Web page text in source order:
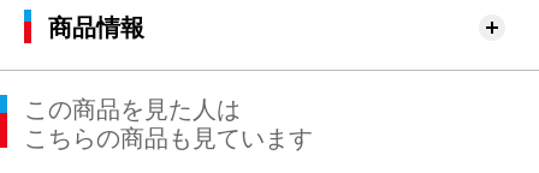
商品情報
この商品を見た人は
こちらの商品も見ています